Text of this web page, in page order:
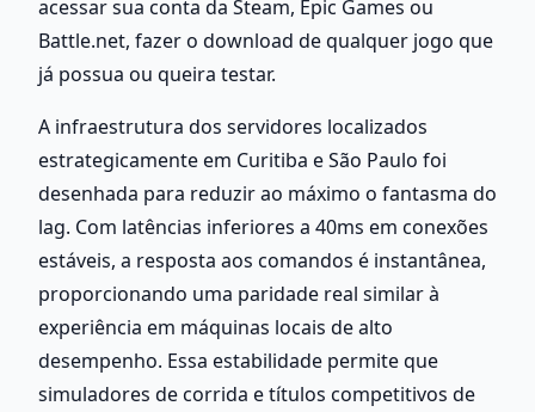
acessar sua conta da Steam, Epic Games ou
Battle.net, fazer o download de qualquer jogo que
já possua ou queira testar.
A infraestrutura dos servidores localizados
estrategicamente em Curitiba e São Paulo foi
desenhada para reduzir ao máximo o fantasma do
lag. Com latências inferiores a 40ms em conexões
estáveis, a resposta aos comandos é instantânea,
proporcionando uma paridade real similar à
experiência em máquinas locais de alto
desempenho. Essa estabilidade permite que
simuladores de corrida e títulos competitivos de